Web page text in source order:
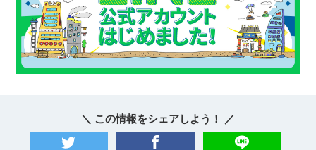
＼ この情報をシェアしよう！ ／